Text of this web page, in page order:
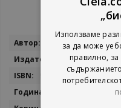
Повече
Пол Сен
Дамян
9789545277054
2026
Използваме
за да може
правилно,